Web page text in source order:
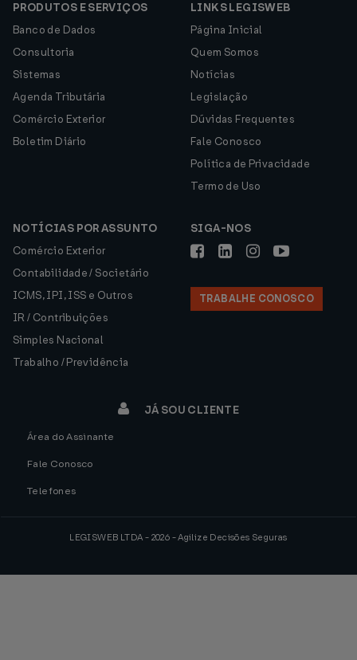
PRODUTOS E SERVIÇOS
Banco de Dados
Consultoria
Sistemas
Agenda Tributária
Comércio Exterior
Boletim Diário
LINKS LEGISWEB
Página Inicial
Quem Somos
Notícias
Legislação
Dúvidas Frequentes
Fale Conosco
Política de Privacidade
Termo de Uso
NOTÍCIAS POR ASSUNTO
Comércio Exterior
Contabilidade / Societário
ICMS, IPI, ISS e Outros
IR / Contribuições
Simples Nacional
Trabalho / Previdência
SIGA-NOS
TRABALHE CONOSCO
JÁ SOU CLIENTE
Área do Assinante
Fale Conosco
Telefones
LEGISWEB LTDA - 2026 - Agilize Decisões Seguras